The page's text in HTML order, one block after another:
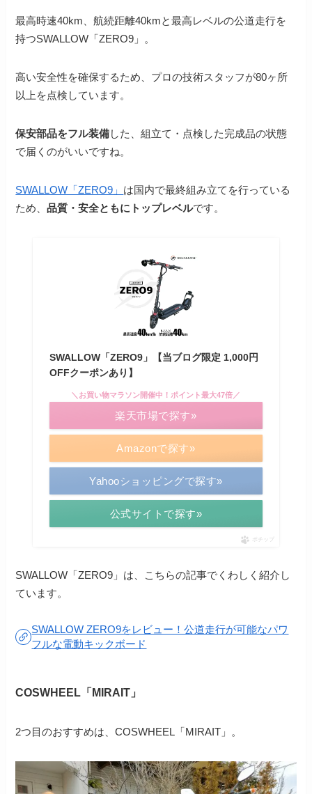
最高時速40km、航続距離40kmと最高レベルの公道走行を
持つSWALLOW「ZERO9」。
高い安全性を確保するため、プロの技術スタッフが80ヶ所
以上を点検しています。
保安部品をフル装備した、組立て・点検した完成品の状態
で届くのがいいですね。
SWALLOW「ZERO9」 は国内で最終組み立てを行っている
ため、品質・安全ともにトップレベルです。
SWALLOW「ZERO9」【当ブログ限定 1,000円
OFFクーポンあり】
Amazonで探す»
＼お買い物マラソン開催中！ポイント最大47倍／
楽天市場で探す»
Yahooショッピングで探す»
公式サイトで探す»
ポチップ
SWALLOW「ZERO9」は、こちらの記事でくわしく紹介し
ています。
SWALLOW ZERO9をレビュー！公道走行が可能なパワ
フルな電動キックボード
COSWHEEL「MIRAIT」
2つ目のおすすめは、COSWHEEL「MIRAIT」。